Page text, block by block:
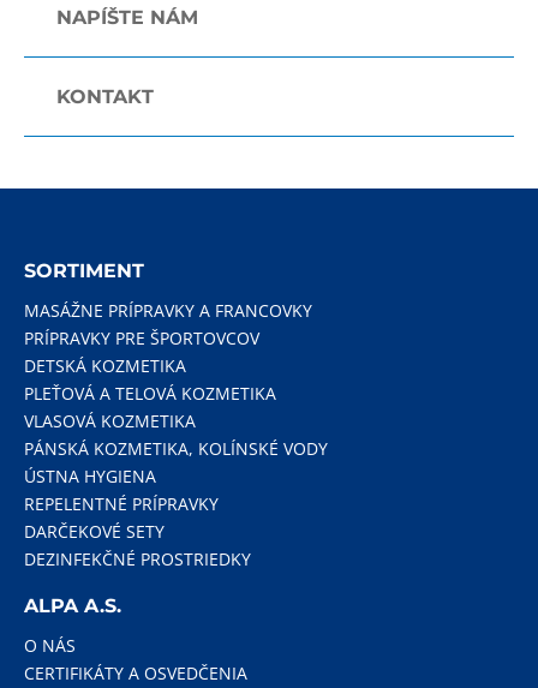
NAPÍŠTE NÁM
KONTAKT
SORTIMENT
MASÁŽNE PRÍPRAVKY A FRANCOVKY
PRÍPRAVKY PRE ŠPORTOVCOV
DETSKÁ KOZMETIKA
PLEŤOVÁ A TELOVÁ KOZMETIKA
VLASOVÁ KOZMETIKA
PÁNSKÁ KOZMETIKA, KOLÍNSKÉ VODY
ÚSTNA HYGIENA
REPELENTNÉ PRÍPRAVKY
DARČEKOVÉ SETY
DEZINFEKČNÉ PROSTRIEDKY
ALPA A.S.
O NÁS
CERTIFIKÁTY A OSVEDČENIA